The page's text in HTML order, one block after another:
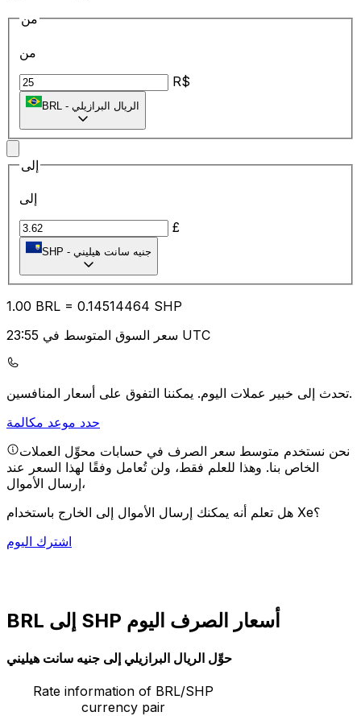
من
من
R$
BRL - الريال البرازيلي
إلى
إلى
£
SHP - جنيه سانت هيليني
1.00 BRL = 0.14514464 SHP
سعر السوق المتوسط في 23:55 UTC
تحدث إلى خبير عملات اليوم.يمكننا التفوق على أسعار المنافسين.
حدد موعد مكالمة
نحن نستخدم متوسط سعر الصرف في حسابات محوِّل العملات
الخاص بنا. وهذا للعلم فقط، ولن تُعامل وفقًا لهذا السعر عند
إرسال الأموال،
هل تعلم أنه يمكنك إرسال الأموال إلى الخارج باستخدام Xe؟
اشترك اليوم
BRL إلى SHP أسعار الصرف اليوم
حوِّل الريال البرازيلي إلى جنيه سانت هيليني
Rate information of BRL/SHP
currency pair